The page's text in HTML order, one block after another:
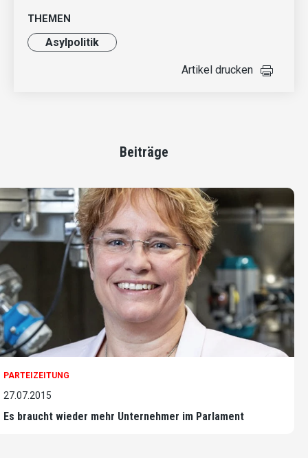
THEMEN
Asylpolitik
Artikel drucken
Beiträge
PARTEIZEITUNG
27.07.2015
Es braucht wieder mehr Unternehmer im Parlament